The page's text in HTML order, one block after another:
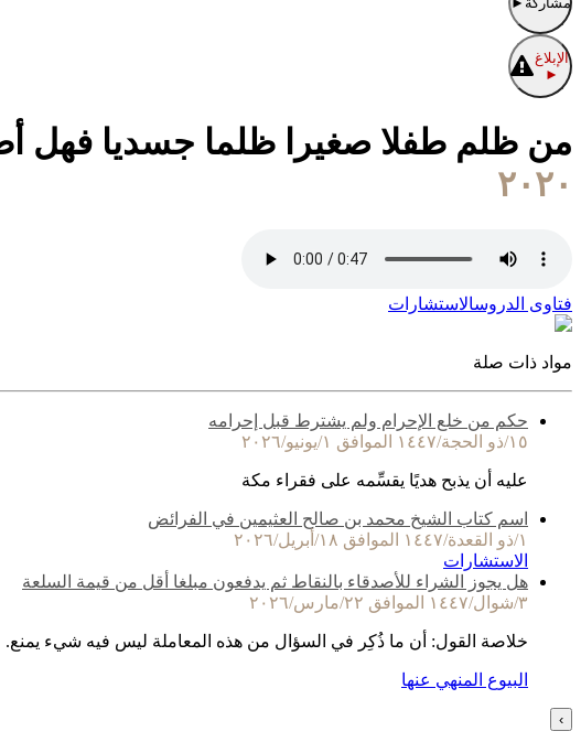
الإبلاغ
►
من ظلم طفلا صغيرا ظلما جسديا فهل
٢٠٢٠
فتاوى الدروسالاستشارات
مواد ذات صلة
حكم من خلع الإحرام ولم يشترط قبل إحرامه
١٥/ذو الحجة/١٤٤٧ الموافق ١/يونيو/٢٠٢٦
عليه أن يذبح هديًا يقسِّمه على فقراء مكة
اسم كتاب الشيخ محمد بن صالح العثيمين في الفرائض
١/ذو القعدة/١٤٤٧ الموافق ١٨/أبريل/٢٠٢٦
الاستشارات
هل يجوز الشراء للأصدقاء بالنقاط ثم يدفعون مبلغا أقل من قيمة السلعة
٣/شوال/١٤٤٧ الموافق ٢٢/مارس/٢٠٢٦
خلاصة القول: أن ما ذُكِر في السؤال من هذه المعاملة ليس فيه شيء يمنع.
البيوع المنهي عنها
›